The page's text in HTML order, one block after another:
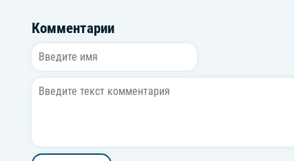
Комментарии